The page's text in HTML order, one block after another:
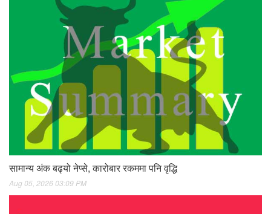
सामान्य अंक बढ्यो नेप्से, कारोबार रकममा पनि वृद्धि
Aug 05, 2026 03:09 PM